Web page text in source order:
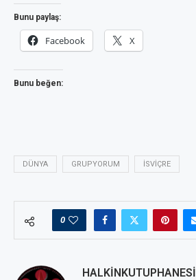
Bunu paylaş:
Facebook X
Bunu beğen:
DÜNYA GRUPYORUM ISVIÇRE
0
HALKINKUTUPHANESI